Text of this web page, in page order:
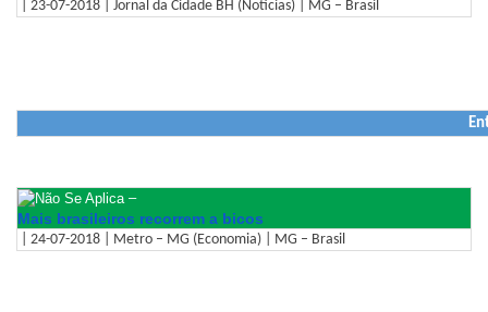
| 23-07-2018 | Jornal da Cidade BH (Notícias) | MG – Brasil
–
Mais brasileiros recorrem a bicos
| 24-07-2018 | Metro – MG (Economia) | MG – Brasil